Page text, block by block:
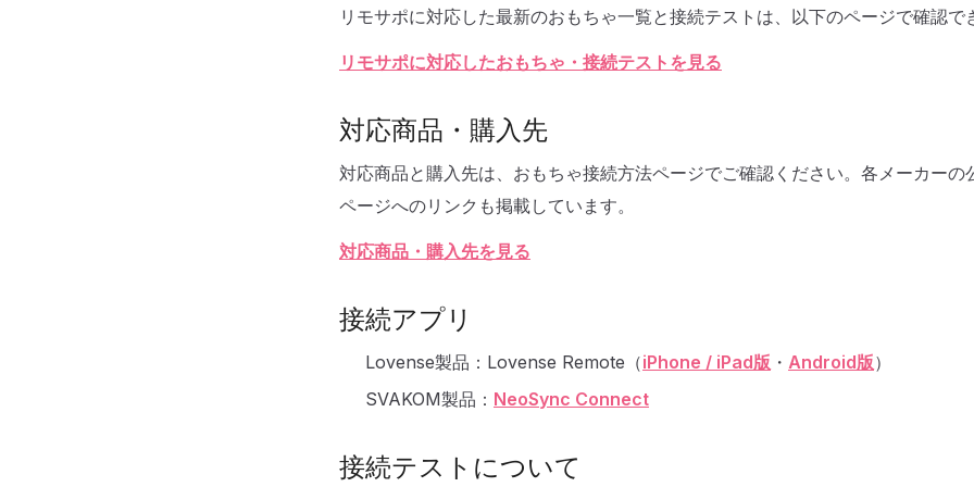
リモサポに対応した最新のおもちゃ一覧と接続テストは、以下のページで確認で
リモサポに対応したおもちゃ・接続テストを見る
対応商品・購入先
対応商品と購入先は、おもちゃ接続方法ページでご確認ください。各メーカーの
ページへのリンクも掲載しています。
対応商品・購入先を見る
接続アプリ
Lovense製品：Lovense Remote（iPhone / iPad版 ・ Android版）
SVAKOM製品： NeoSync Connect
接続テストについて